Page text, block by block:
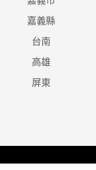
嘉義縣
台南
高雄
屏東